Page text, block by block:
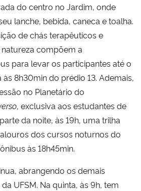
do centro no Jardim, onde
lanche, bebida, caneca e toalha.
de chás terapêuticos e
compõem a
para levar os participantes até o
8h30min do prédio 13. Ademais,
no Planetário do
, exclusiva aos estudantes de
da noite, às 19h, uma trilha
dos cursos noturnos do
às 18h45min.
abrangendo os demais
UFSM. Na quinta, às 9h, tem